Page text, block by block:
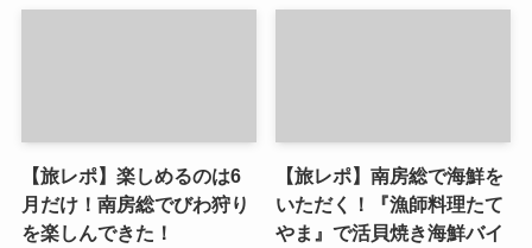
【旅レポ】楽しめるのは6
月だけ！南房総でびわ狩り
を楽しんできた！
【旅レポ】南房総で海鮮を
いただく！『漁師料理たて
やま』で活貝焼き海鮮バイ